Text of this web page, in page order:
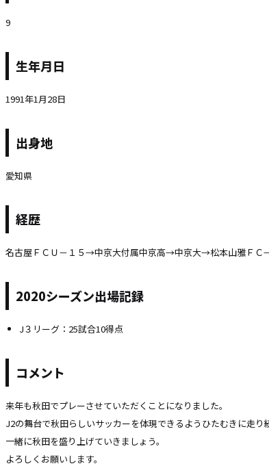
9
生年月日
1991年1月28日
出身地
愛知県
経歴
名古屋ＦＣＵ－１５→中京大付属中京高→中京大→松本山雅Ｆ
2020シーズン出場記録
J３リーグ：25試合10得点
コメント
来年も秋田でプレーさせていただくことになりました。
J2の舞台で秋田らしいサッカーを体現できるようひたむきに走り
一緒に秋田を盛り上げていきましょう。
よろしくお願いします。